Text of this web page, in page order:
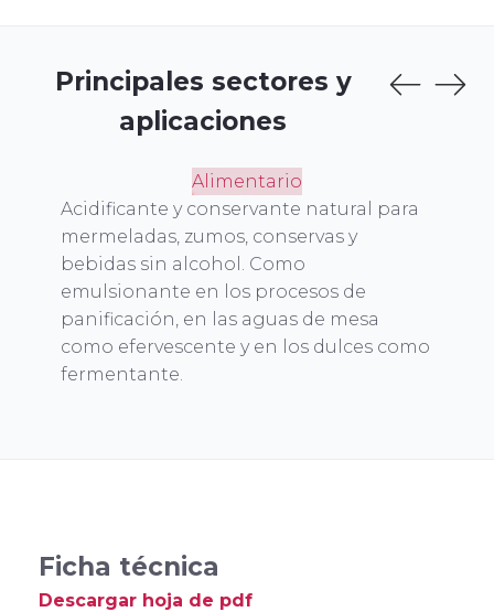
Principales sectores y
aplicaciones
Alimentario
Acidificante y conservante natural para
mermeladas, zumos, conservas y
bebidas sin alcohol. Como
emulsionante en los procesos de
panificación, en las aguas de mesa
como efervescente y en los dulces como
fermentante.
Ficha técnica
Descargar hoja de pdf